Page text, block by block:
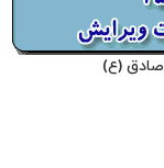
صادق (ع)